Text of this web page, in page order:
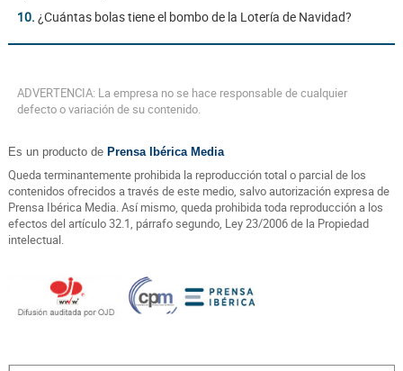
10. ¿Cuántas bolas tiene el bombo de la Lotería de Navidad?
ADVERTENCIA: La empresa no se hace responsable de cualquier
defecto o variación de su contenido.
Es un producto de Prensa Ibérica Media
Queda terminantemente prohibida la reproducción total o parcial de los
contenidos ofrecidos a través de este medio, salvo autorización expresa de
Prensa Ibérica Media. Así mismo, queda prohibida toda reproducción a los
efectos del artículo 32.1, párrafo segundo, Ley 23/2006 de la Propiedad
intelectual.